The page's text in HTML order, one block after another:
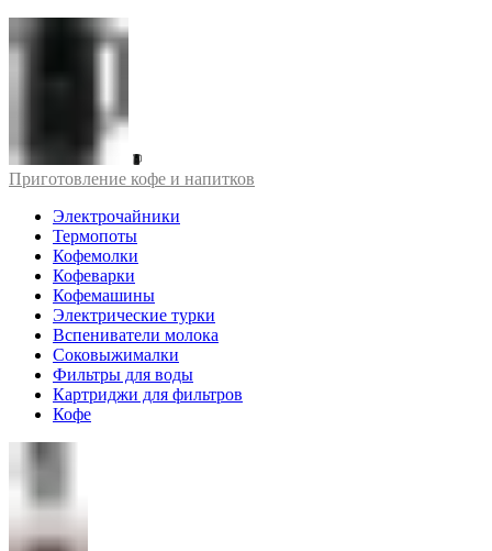
Приготовление кофе и напитков
Электрочайники
Термопоты
Кофемолки
Кофеварки
Кофемашины
Электрические турки
Вспениватели молока
Соковыжималки
Фильтры для воды
Картриджи для фильтров
Кофе